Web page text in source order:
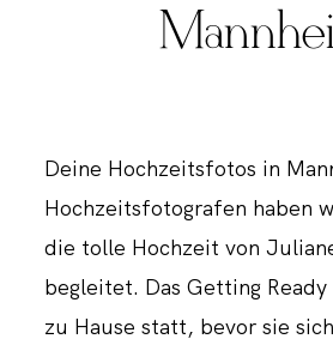
Deine Hochzeitsfotos in
Hochzeitsfotografen haben
die tolle Hochzeit von
begleitet. Das Getting
zu Hause statt, bevor sie